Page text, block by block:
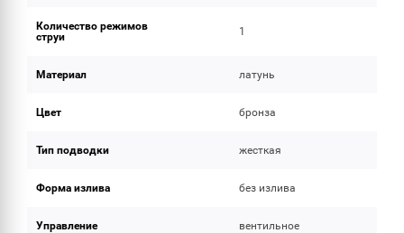
Количество режимов
струи
1
Материал латунь
Цвет бронза
Тип подводки жесткая
Форма излива без излива
Управление вентильное